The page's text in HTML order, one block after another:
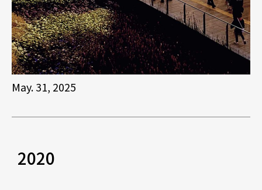
May. 31, 2025
2020